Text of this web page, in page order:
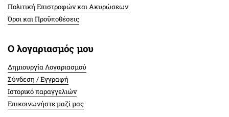
Πολιτική Επιστροφών και Ακυρώσεων
Όροι και Προϋποθέσεις
Ο λογαριασμός μου
Δημιουργία Λογαριασμού
Σύνδεση / Εγγραφή
Ιστορικό παραγγελιών
Επικοινωνήστε μαζί μας